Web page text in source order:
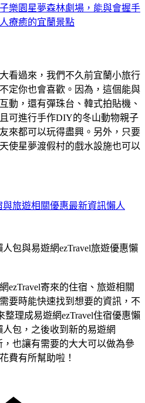
樂園星夢森林劇場，能與會握手
療癒的宜蘭景點
看過來，我們不久前宜蘭小旅行
定你也會喜歡。因為，這個能與
動，還有彈珠台、韓式拍貼機、
可進行手作DIY的冬山動物親子
來都可以玩得盡興。另外，只要
使星夢渡假村的戲水設施也可以
與旅遊相關優惠最新資訊懶人
ezTravel寄來的住宿、旅遊相關
要時能快速找到想要的資訊，不
理成易遊網ezTravel住宿優惠懶
人包，之後收到新的易遊網
，也讓有需要的大大可以做為參
費有所幫助啦！